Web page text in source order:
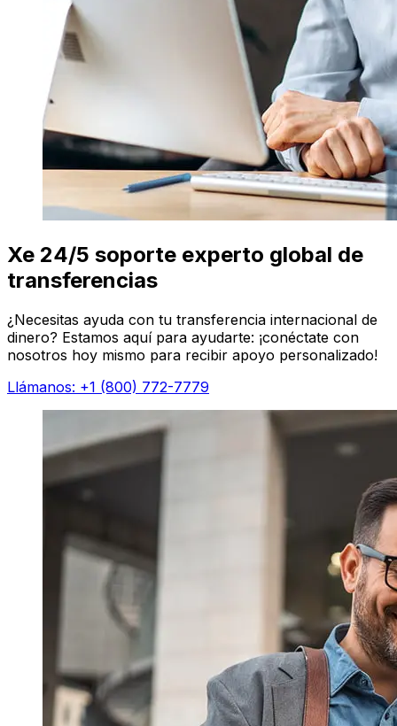
Xe 24/5 soporte experto global de
transferencias
¿Necesitas ayuda con tu transferencia internacional de
dinero? Estamos aquí para ayudarte: ¡conéctate con
nosotros hoy mismo para recibir apoyo personalizado!
Llámanos: +1 (800) 772-7779